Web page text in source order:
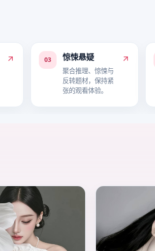
03 惊悚悬疑
聚合推理、惊悚与
反转题材，保持紧
张的观看体验。